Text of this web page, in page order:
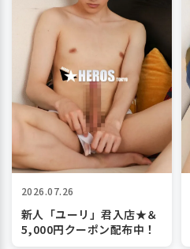
2026.07.26
新人「ユーリ」君入店★＆
5,000円クーポン配布中！